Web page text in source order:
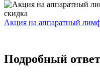
Акция на аппаратный
Подробный